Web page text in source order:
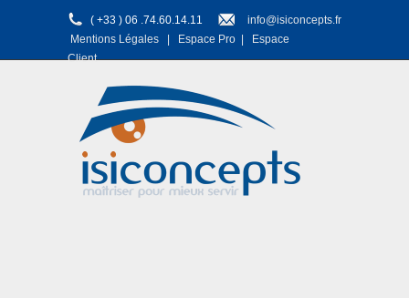
( +33 ) 06 .74.60.14.11
info@isiconcepts.fr
Mentions Légales
Espace Pro
Espace
Client